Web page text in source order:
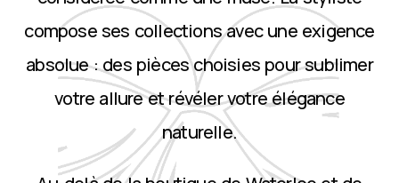
compose ses collections avec une exigence
absolue : des pièces choisies pour sublimer
votre allure et révéler votre élégance
naturelle.